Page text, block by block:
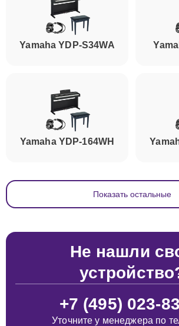
Yamaha YDP-S34WA
Yamaha YDP-164WH
Показать остальные
Не нашли
+7 (495) 023-
Уточните у менеджера по